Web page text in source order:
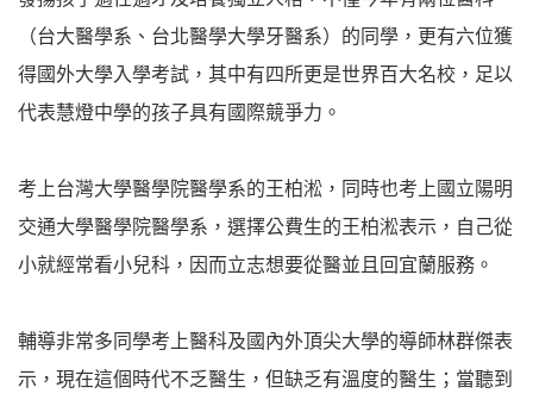
（台大醫學系、台北醫學大學牙醫系）的同學，更有六位獲
得國外大學入學考試，其中有四所更是世界百大名校，足以
代表慧燈中學的孩子具有國際競爭力。
考上台灣大學醫學院醫學系的王柏淞，同時也考上國立陽明
交通大學醫學院醫學系，選擇公費生的王柏淞表示，自己從
小就經常看小兒科，因而立志想要從醫並且回宜蘭服務。
輔導非常多同學考上醫科及國內外頂尖大學的導師林群傑表
示，現在這個時代不乏醫生，但缺乏有溫度的醫生；當聽到